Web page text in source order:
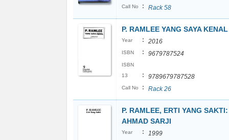
Call No : Rack 58
P. RAMLEE YANG SAYA KENAL
Year : 2016
ISBN : 9679787524
ISBN
13
: 9789679787528
Call No : Rack 26
P. RAMLEE, ERTI YANG SAKTI:
AHMAD SARJI
Year : 1999